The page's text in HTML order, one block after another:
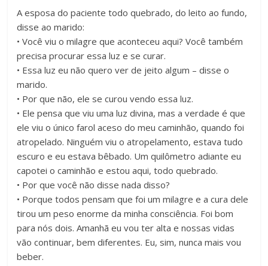
A esposa do paciente todo quebrado, do leito ao fundo,
disse ao marido:
• Você viu o milagre que aconteceu aqui? Você também
precisa procurar essa luz e se curar.
• Essa luz eu não quero ver de jeito algum – disse o
marido.
• Por que não, ele se curou vendo essa luz.
• Ele pensa que viu uma luz divina, mas a verdade é que
ele viu o único farol aceso do meu caminhão, quando foi
atropelado. Ninguém viu o atropelamento, estava tudo
escuro e eu estava bêbado. Um quilômetro adiante eu
capotei o caminhão e estou aqui, todo quebrado.
• Por que você não disse nada disso?
• Porque todos pensam que foi um milagre e a cura dele
tirou um peso enorme da minha consciência. Foi bom
para nós dois. Amanhã eu vou ter alta e nossas vidas
vão continuar, bem diferentes. Eu, sim, nunca mais vou
beber.